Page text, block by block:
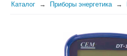
Каталог Приборы энергетика